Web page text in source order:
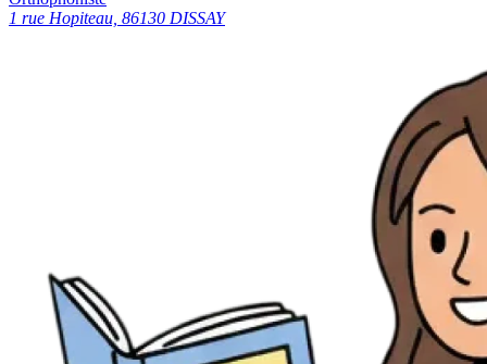
1 rue Hopiteau, 86130 DISSAY